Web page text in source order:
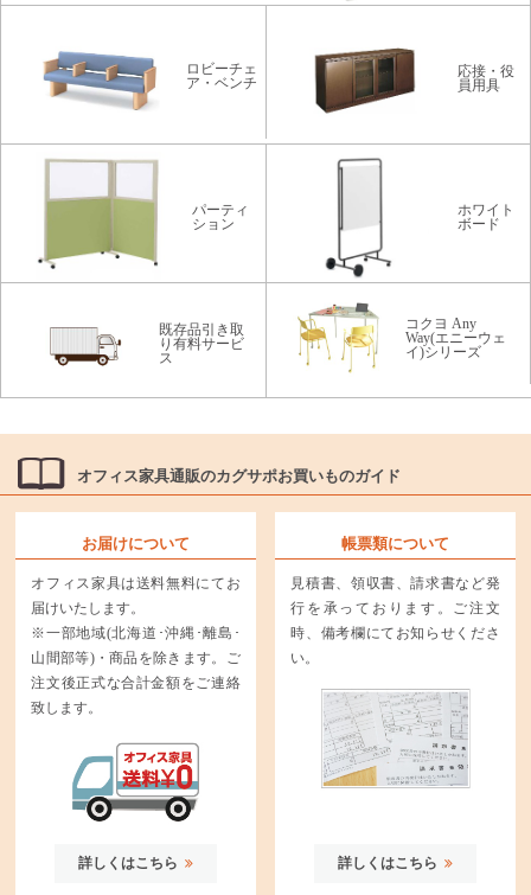
ロビーチェ
ア・ベンチ
応接・役
員用具
パーティ
ション
ホワイト
ボード
既存品引き取
り有料サービ
ス
コクヨ Any
Way(エニーウェ
イ)シリーズ
オフィス家具通販のカグサポお買いものガイド
お届けについて
オフィス家具は送料無料にてお
届けいたします。
※一部地域(北海道･沖縄･離島･
山間部等)・商品を除きます。ご
注文後正式な合計金額をご連絡
致します。
詳しくはこちら
帳票類について
見積書、領収書、請求書など発
行を承っております。ご注文
時、備考欄にてお知らせくださ
い。
詳しくはこちら